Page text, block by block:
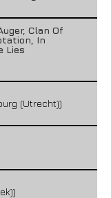
Clan Of
In
Lies
(Utrecht))